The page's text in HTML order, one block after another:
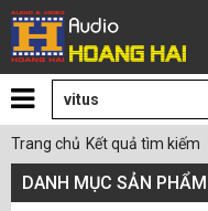
Trang chủ Kết quả tìm kiếm
DANH MỤC SẢN PHẨM